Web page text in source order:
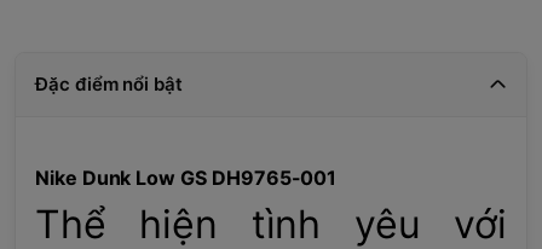
Đặc điểm nổi bật
Nike Dunk Low GS DH9765-001
Thể hiện tình yêu với